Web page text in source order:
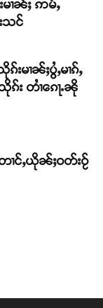
ၢၼ်ႈ ဢမ်ႇ
သင်
းမၢၼ်ႈပွႆႇမၢၵ်ႇ
ၵ်း တၢႆၵေႃႉၼို
ၢင်ႇယိုၼ်ႈဝတ်းဝႂ်